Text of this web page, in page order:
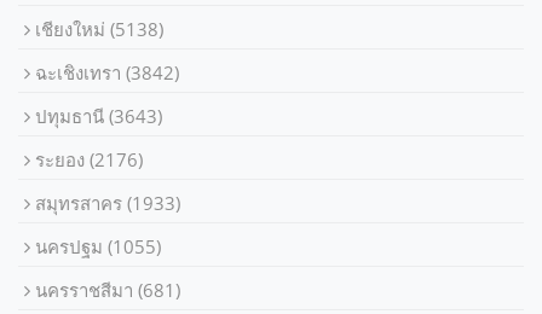
เชียงใหม่
(5138)
ฉะเชิงเทรา
(3842)
ปทุมธานี
(3643)
ระยอง
(2176)
สมุทรสาคร
(1933)
นครปฐม
(1055)
นครราชสีมา
(681)